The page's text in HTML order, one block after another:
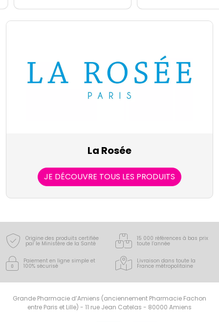
La Rosée
JE DÉCOUVRE TOUS LES PRODUITS
Origine des produits certifiée
par le Ministère de la Santé
15 000 références à bas prix
toute l’année
Paiement en ligne simple et
100% sécurisé
Livraison dans toute la
France métropolitaine
Grande Pharmacie d’Amiens (anciennement Pharmacie Fachon
entre Paris et Lille) - 11 rue Jean Catelas - 80000 Amiens